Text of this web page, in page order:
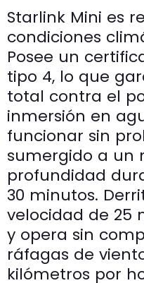
Starlink Mini es
condiciones
Posee un
tipo 4, lo que
total contra el
inmersión en
funcionar sin
sumergido a un
profundidad
30 minutos.
velocidad de 25
y opera sin
ráfagas de
kilómetros por